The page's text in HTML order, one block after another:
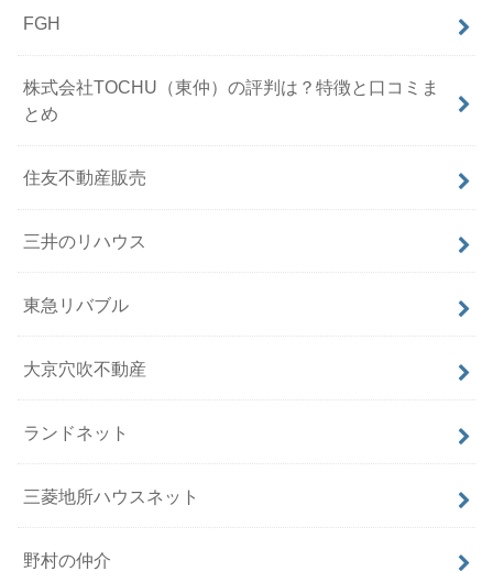
FGH
株式会社TOCHU（東仲）の評判は？特徴と口コミま
とめ
住友不動産販売
三井のリハウス
東急リバブル
大京穴吹不動産
ランドネット
三菱地所ハウスネット
野村の仲介